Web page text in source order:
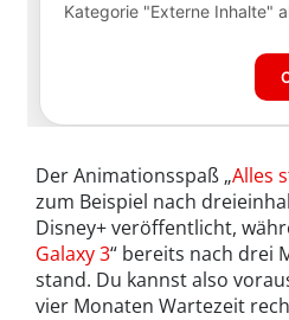
Der Animationsspaß „Alles
zum Beispiel nach
Disney+ veröffentlicht,
Galaxy 3“ bereits nach drei
stand. Du kannst also
vier Monaten Wartezeit